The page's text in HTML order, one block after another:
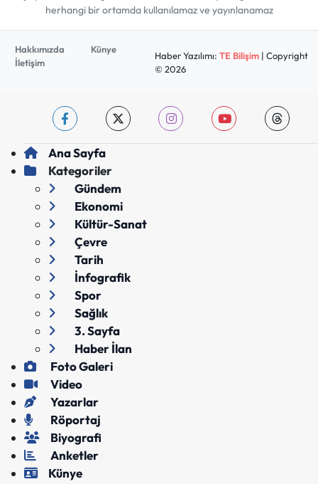
herhangi bir ortamda kullanılamaz ve yayınlanamaz
Hakkımızda
Künye
İletişim
Haber Yazılımı: TE Bilişim| Copyright
© 2026
Ana Sayfa
Kategoriler
Gündem
Ekonomi
Kültür-Sanat
Çevre
Tarih
İnfografik
Spor
Sağlık
3. Sayfa
Haber İlan
Foto Galeri
Video
Yazarlar
Röportaj
Biyografi
Anketler
Künye